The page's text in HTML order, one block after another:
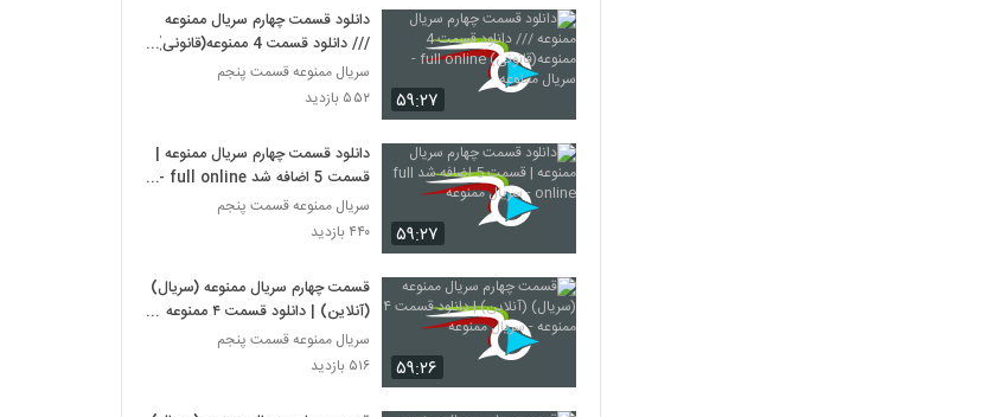
۵۹:۲۷
دانلود قسمت چهارم سریال ممنوعه
/// دانلود قسمت 4 ممنوعه(قانونی)
full online - سریال ممنوعه
سریال ممنوعه قسمت پنجم
۵۵۲ بازدید
۵۹:۲۷
دانلود قسمت چهارم سریال ممنوعه |
قسمت 5 اضافه شد full online -
سریال ممنوعه
سریال ممنوعه قسمت پنجم
۴۴۰ بازدید
۵۹:۲۶
قسمت چهارم سریال ممنوعه (سریال)
(آنلاین) | دانلود قسمت ۴ ممنوعه -
سریال ممنوعه
سریال ممنوعه قسمت پنجم
۵۱۶ بازدید